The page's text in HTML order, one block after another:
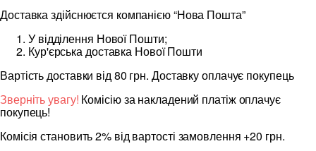
Доставка здійснюєтся компанією “Нова Пошта”
У відділення Нової Пошти;
Кур'єрська доставка Нової Пошти
Вартість доставки від 80 грн. Доставку оплачує покупець
Зверніть увагу! Комісію за накладений платіж оплачує
покупець!
Комісія становить 2% від вартості замовлення +20 грн.